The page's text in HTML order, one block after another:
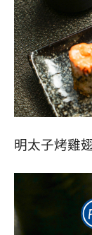
明太子烤雞